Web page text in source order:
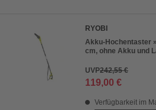
RYOBI
Akku-Hochentaster
cm, ohne Akku und
UVP242,55 €
119,00 €
Verfügbarkeit im